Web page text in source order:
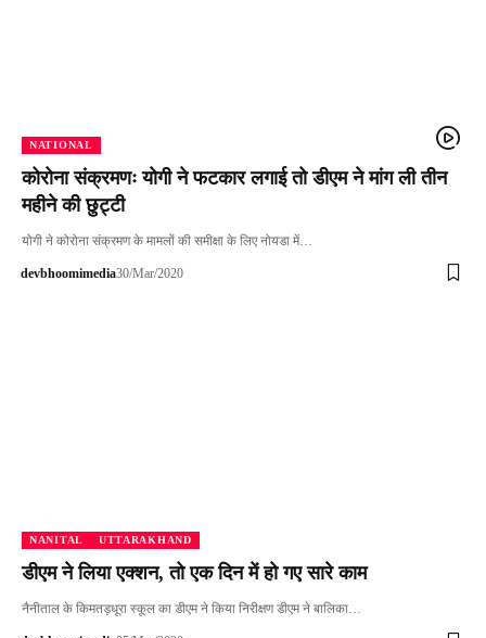
NATIONAL
कोरोना संक्रमणः योगी ने फटकार लगाई तो डीएम ने मांग ली तीन
महीने की छुट्टी
योगी ने कोरोना संक्रमण के मामलों की समीक्षा के लिए नोयडा में…
devbhoomimedia30/Mar/2020
NANITAL UTTARAKHAND
डीएम ने लिया एक्शन, तो एक दिन में हो गए सारे काम
नैनीताल के किमतड़धूरा स्कूल का डीएम ने किया निरीक्षण डीएम ने बालिका…